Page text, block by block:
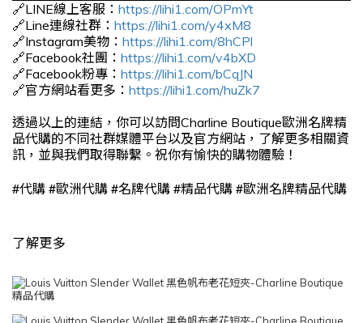
🔗LINE線上客服： https://lihi1.com/OPmYt
🔗Line連線社群： https://lihi1.com/y4xM8
🔗Instagram美物： https://lihi1.com/8hCPl
🔗Facebook社團： https://lihi1.com/v4bXD
🔗Facebook粉專： https://lihi1.com/bCqJN
🔗官方網站看更多： https://lihi1.com/huZk7
透過以上的連結，你可以訪問Charline Boutique歐洲名牌精
品代購的不同社群媒體平台以及官方網站，了解更多相關資
訊，並與我們取得聯繫。祝你有愉快的購物體驗！
#代購 #歐洲代購 #名牌代購 #精品代購 #歐洲名牌精品代購
了解更多